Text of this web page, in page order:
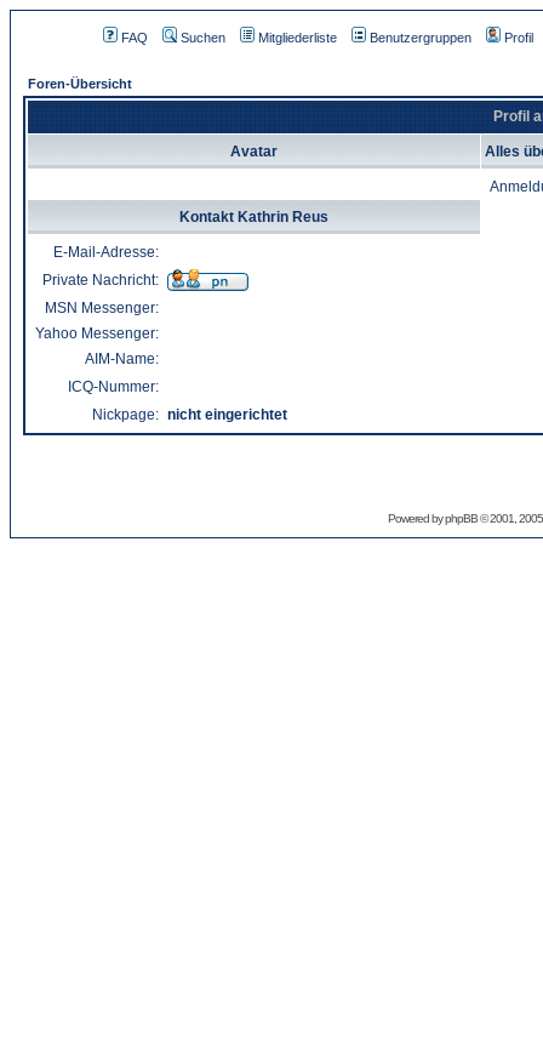
FAQ Suchen Mitgliederliste Benutzergruppen Profil
Foren-Übersicht
Profil
Avatar Alles
Kontakt Kathrin Reus
E-Mail-Adresse:
Private Nachricht:
MSN Messenger:
Yahoo Messenger:
AIM-Name:
ICQ-Nummer:
Nickpage: nicht eingerichtet
Powered byphpBB© 2001,